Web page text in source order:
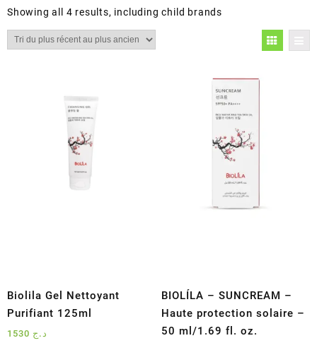
Showing all 4 results, including child brands
Biolila Gel Nettoyant
Purifiant 125ml
د.ج
BIOLÍLA – SUNCREAM –
Haute protection solaire –
50 ml/1.69 fl. oz.